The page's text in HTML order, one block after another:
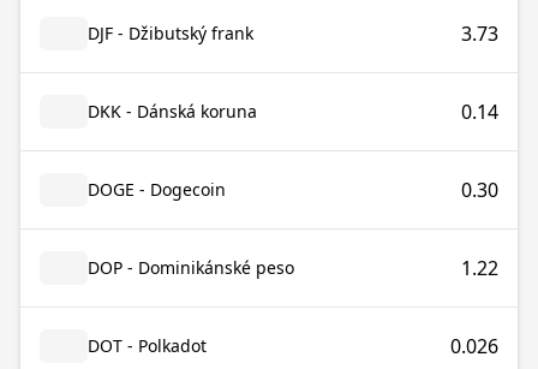
DJF - Džibutský frank 3.73
DKK - Dánská koruna 0.14
DOGE - Dogecoin 0.30
DOP - Dominikánské peso 1.22
DOT - Polkadot 0.026